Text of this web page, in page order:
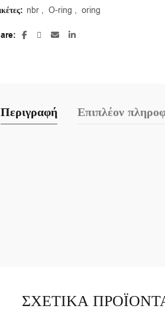
nbr , O-ring , oring
Περιγραφή Επιπλέον
ΣΧΕΤΙΚΆ